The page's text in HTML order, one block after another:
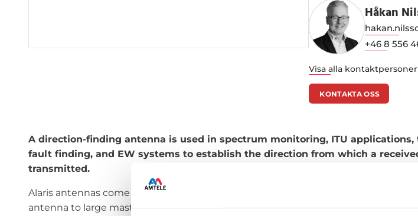
Håkan
+46 8 556
Visa alla kontaktpersoner
KONTAKTA OSS
A direction-finding antenna is used in spectrum monitoring, ITU
fault finding, and EW systems to establish the direction from which a
transmitted.
Alaris antennas come in a range of different sizes from a briefcase-carrying hand-
antenna to large mast mounted arrays. Between the two extremes lies a series of